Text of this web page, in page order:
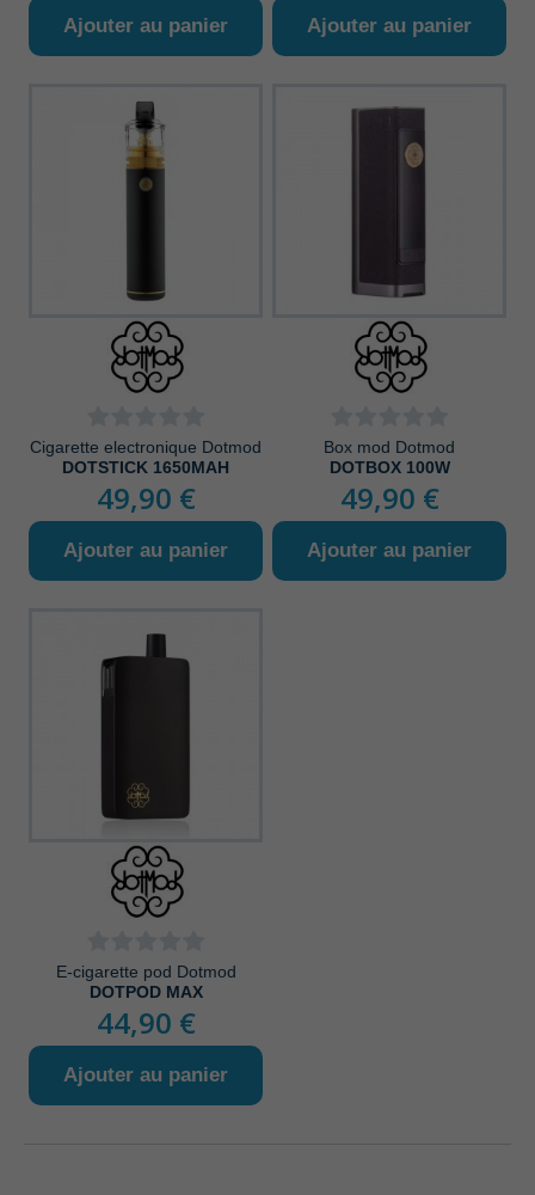
Ajouter au panier Ajouter au panier
Cigarette electronique Dotmod
DOTSTICK 1650MAH
49,90 €
Ajouter au panier
Box mod Dotmod
DOTBOX 100W
49,90 €
Ajouter au panier
E-cigarette pod Dotmod
DOTPOD MAX
44,90 €
Ajouter au panier